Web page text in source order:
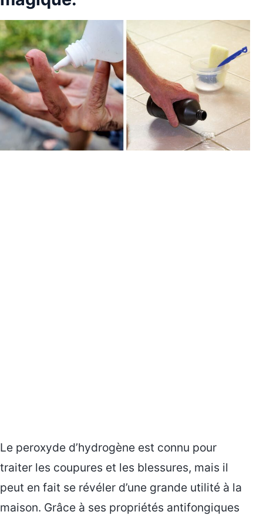
Le peroxyde d’hydrogène est connu pour
traiter les coupures et les blessures, mais il
peut en fait se révéler d’une grande utilité à la
maison. Grâce à ses propriétés antifongiques